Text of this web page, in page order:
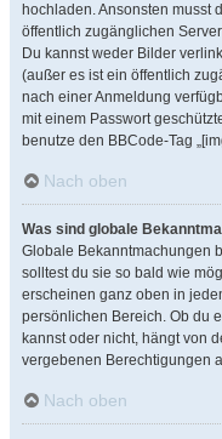
hochladen. Ansonsten musst
öffentlich zugänglichen
Du kannst weder Bilder
(außer es ist ein öffentlich
nach einer Anmeldung
mit einem Passwort
benutze den BBCode-Tag
Nach oben
Was sind globale
Globale Bekanntmachungen
solltest du sie so bald wie
erscheinen ganz oben in
persönlichen Bereich. Ob du
kannst oder nicht, hängt von
vergebenen Berechtigungen
Nach oben